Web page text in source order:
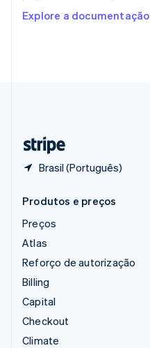
Explore a documentação
Brasil (Português)
English
Produtos e preços
Preços
Atlas
Reforço de autorização
Billing
Capital
Checkout
Climate